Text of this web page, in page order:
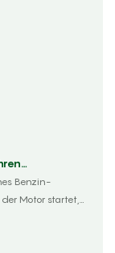
Benzin-
Motor startet,
Vergaser